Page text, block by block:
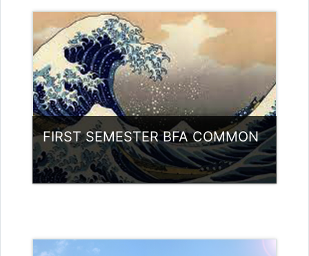
അദ്ധ്യാപകന്‍: RENJITH SIVARAM
renjith.sivaram@gmail.com
FIRST SEMESTER BFA COMMON